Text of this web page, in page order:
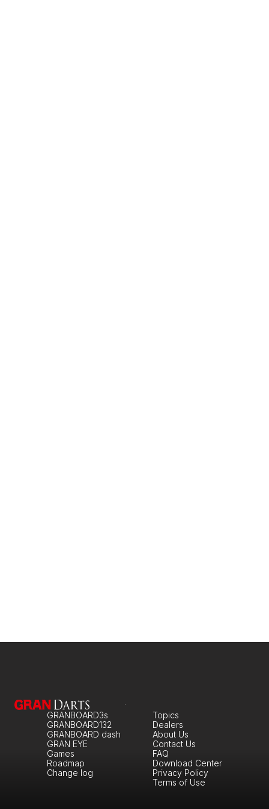
GRANBOARD3s
GRANBOARD132
GRANBOARD dash
GRAN EYE
Games
Roadmap
Change log
About Us
Topics
Dealers
Contact Us
FAQ
Download Center
Privacy Policy
Terms of Use